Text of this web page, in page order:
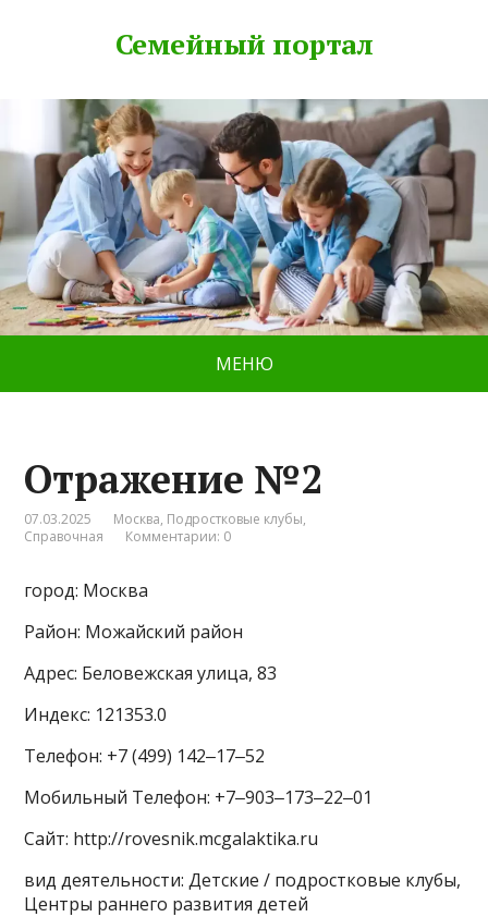
Семейный портал
МЕНЮ
Отражение №2
07.03.2025 Москва, Подростковые клубы,
Справочная
Комментарии: 0
город: Москва
Район: Можайский район
Адрес: Беловежская улица, 83
Индекс: 121353.0
Телефон: +7 (499) 142‒17‒52
Мобильный Телефон: +7‒903‒173‒22‒01
Сайт: http://rovesnik.mcgalaktika.ru
вид деятельности: Детские / подростковые клубы,
Центры раннего развития детей